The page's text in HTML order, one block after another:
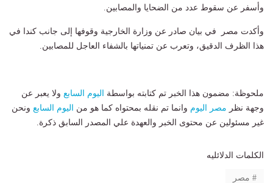
وأسفر عن سقوط عدد من الضحايا والمصابين.
وأكدت مصر في بيان صادر عن وزارة الخارجية وقوفها إلى جانب كندا في
هذا الظرف الدقيق، وتعرب عن تمنياتها بالشفاء العاجل للمصابين.
ملحوظة: مضمون هذا الخبر تم كتابته بواسطة اليوم السابع ولا يعبر عن
وجهة نظر مصر اليوم وانما تم نقله بمحتواه كما هو من اليوم السابع ونحن
غير مسئولين عن محتوى الخبر والعهدة علي المصدر السابق ذكرة.
الكلمات الدلائليه
مصر